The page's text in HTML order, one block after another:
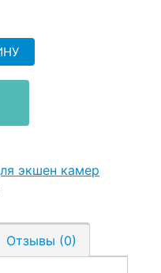
экшен камер
Отзывы (0)